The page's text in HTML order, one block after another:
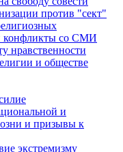
против "сект"
конфликты со СМИ
нравственности
и обществе
и
и призывы к
экстремизму